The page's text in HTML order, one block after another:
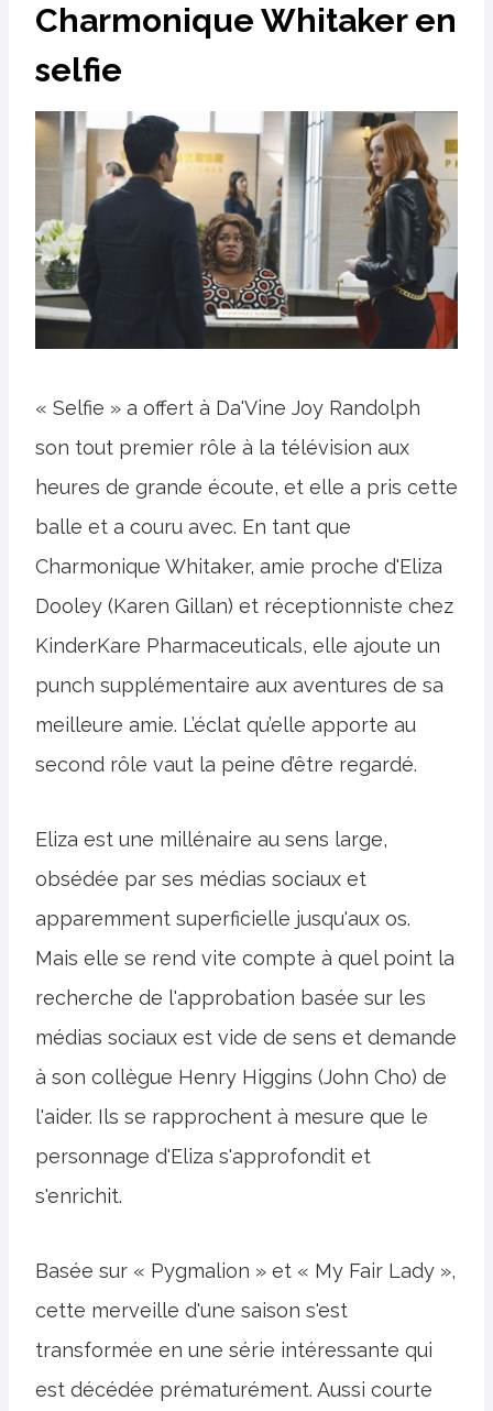
Charmonique Whitaker en
selfie
« Selfie » a offert à Da'Vine Joy Randolph
son tout premier rôle à la télévision aux
heures de grande écoute, et elle a pris cette
balle et a couru avec. En tant que
Charmonique Whitaker, amie proche d'Eliza
Dooley (Karen Gillan) et réceptionniste chez
KinderKare Pharmaceuticals, elle ajoute un
punch supplémentaire aux aventures de sa
meilleure amie. L’éclat qu’elle apporte au
second rôle vaut la peine d’être regardé.
Eliza est une millénaire au sens large,
obsédée par ses médias sociaux et
apparemment superficielle jusqu'aux os.
Mais elle se rend vite compte à quel point la
recherche de l'approbation basée sur les
médias sociaux est vide de sens et demande
à son collègue Henry Higgins (John Cho) de
l'aider. Ils se rapprochent à mesure que le
personnage d'Eliza s'approfondit et
s'enrichit.
Basée sur « Pygmalion » et « My Fair Lady »,
cette merveille d'une saison s'est
transformée en une série intéressante qui
est décédée prématurément. Aussi courte